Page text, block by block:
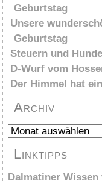
Geburtstag
Unsere
Geburtstag
Steuern und
D-Wurf vom
Der Himmel hat
Archiv
Archiv
Linktipps
Dalmatiner Wissen